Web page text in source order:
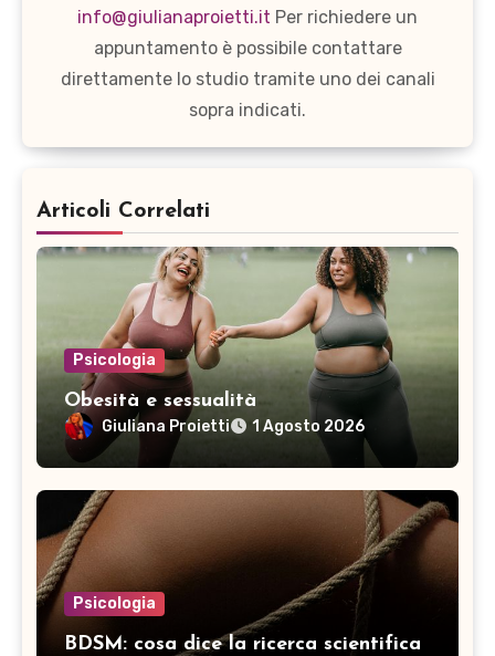
info@giulianaproietti.it Per richiedere un
appuntamento è possibile contattare
direttamente lo studio tramite uno dei canali
sopra indicati.
Articoli Correlati
Psicologia
Obesità e sessualità
Giuliana Proietti 1 Agosto 2026
Psicologia
BDSM: cosa dice la ricerca scientifica